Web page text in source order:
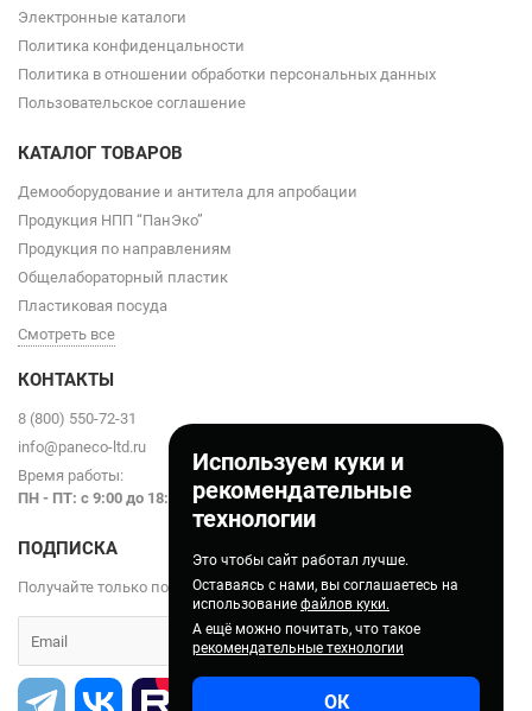
Используем куки и
рекомендательные
технологии
Это чтобы сайт работал лучше.
Оставаясь с нами, вы соглашаетесь на
использование файлов куки.
А ещё можно почитать, что такое
рекомендательные технологии
ОК
Электронные каталоги
Политика конфиденцальности
Политика в отношении обработки персональных данных
Пользовательское соглашение
КАТАЛОГ ТОВАРОВ
Демооборудование и антитела для апробации
Продукция НПП “ПанЭко”
Продукция по направлениям
Общелабораторный пластик
Пластиковая посуда
Смотреть все
КОНТАКТЫ
8 (800) 550-72-31
info@paneco-ltd.ru
Время работы:
ПН - ПТ: с 9:00 до 18:00
ПОДПИСКА
Получайте только полезные статьи!